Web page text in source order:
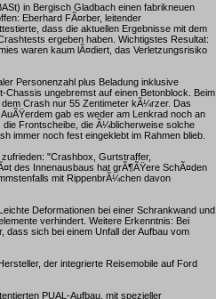
in Bergisch Gladbach einen fabrikneuen
Eberhard FÃ¤rber, leitender
dass die aktuellen Ergebnisse mit dem
ergeben haben. Wichtigstes Resultat:
waren kaum lÃ¤diert, das Verletzungsrisiko
Personenzahl plus Beladung inklusive
ungebremst auf einen Betonblock. Beim
Crash nur 55 Zentimeter kÃ¼rzer. Das
gab es weder am Lenkrad noch an
Frontscheibe, die Ã¼blicherweise solche
immer noch fest eingeklebt im Rahmen blieb.
"Crashbox, Gurtstraffer,
des Innenausbaus hat grÃ¶ÃŸere SchÃ¤den
mit RippenbrÃ¼chen davon
Deformationen bei einer Schrankwand und
verhindert. Weitere Erkenntnis: Bei
dass sich bei einem Unfall der Aufbau vom
der integrierte Reisemobile auf Ford
PUAL-Aufbau, mit spezieller